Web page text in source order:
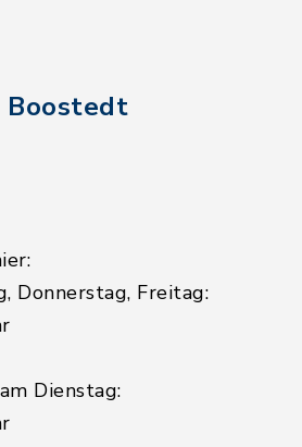
Donnerstag, Freitag:
Dienstag: